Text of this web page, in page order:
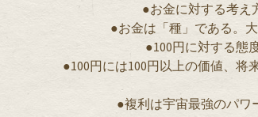
●お金に対する考え
●お金は「種」である。
●100円に対する態
●100円には100円以上の価値、将
●複利は宇宙最強のパワ